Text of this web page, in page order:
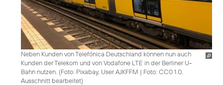
Neben Kunden von Telefónica Deutschland können nun auch
Kunden der Telekom und von Vodafone LTE in der Berliner U-
Bahn nutzen. (Foto: Pixabay, User AJKFFM | Foto: CC0 1.0,
Ausschnitt bearbeitet)